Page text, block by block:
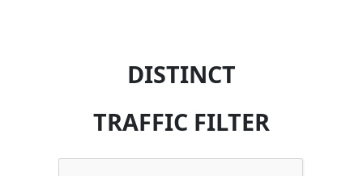
DISTINCT
TRAFFIC FILTER